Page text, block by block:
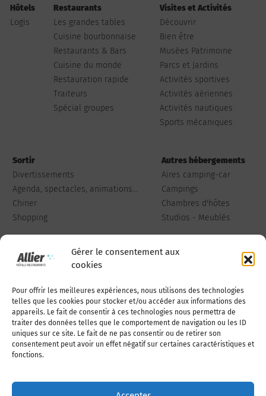
Gérer le consentement aux
cookies
Pour offrir les meilleures expériences, nous utilisons des technologies
telles que les cookies pour stocker et/ou accéder aux informations des
appareils. Le fait de consentir à ces technologies nous permettra de
traiter des données telles que le comportement de navigation ou les ID
uniques sur ce site. Le fait de ne pas consentir ou de retirer son
consentement peut avoir un effet négatif sur certaines caractéristiques et
fonctions.
Hôtels
Logis
Restaurants
Les grandes tables
Cuisine bourbonnaise
Restaurants & Bars
Cuisine du monde
Restauration rapide
Traiteurs
Spécial groupes
Visites et Activités
Découvrir
Bien être
Musées Patrimoine
Parcs et Jardins
Activités sportives
Activités aériennes
Activités nautiques
Sports mécaniques
Sortir
Divertissements
Agenda, spectacles, animations...
Chiner
Shopping
Autres hébergements
Aires camping-car
Campings
Chambres d'hôtes
Studios - Meublés
Qui sommes-nous Publiez votre annonce
Adhérer à l’association Nous contacter